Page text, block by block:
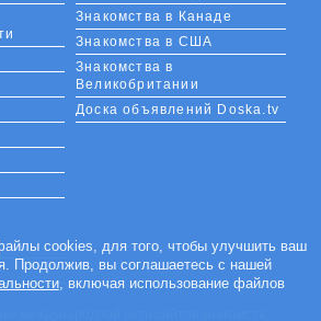
Знакомства в Канаде
Знакомства в США
Знакомства в
Великобритании
Доска объявлений Doska.tv
cookies, для того, чтобы улучшить ваш
Продолжив, вы соглашаетесь с нашей
, включая использование файлов